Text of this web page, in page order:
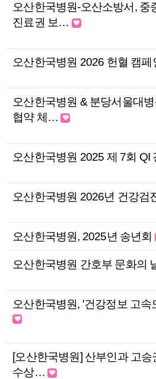
오산한국병원-오산소방서, 중
진료권 보…
오산한국병원 2026 헌혈 캠페
오산한국병원 & 분당서울대
협약 체…
오산한국병원 2025 제 7회 QI
오산한국병원 2026년 건강검
오산한국병원, 2025년 송년회
오산한국병원 간호부 문화의
오산한국병원, '건강정보 고속
[오산한국병원] 산부인과 고
수상…